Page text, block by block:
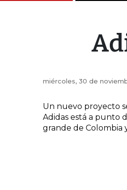
miércoles, 30 de
Un nuevo proyecto
Adidas está a punto
grande de Colombia